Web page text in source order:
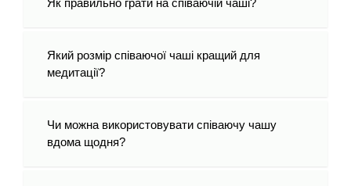
Який розмір співаючої чаші кращий для
медитації?
Чи можна використовувати співаючу чашу
вдома щодня?